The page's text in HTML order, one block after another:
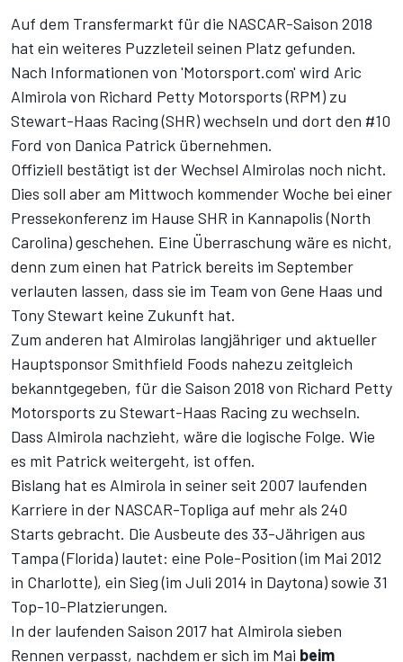
Auf dem Transfermarkt für die NASCAR-Saison 2018
hat ein weiteres Puzzleteil seinen Platz gefunden.
Nach Informationen von 'Motorsport.com' wird Aric
Almirola von Richard Petty Motorsports (RPM) zu
Stewart-Haas Racing (SHR) wechseln und dort den #10
Ford von Danica Patrick übernehmen.
Offiziell bestätigt ist der Wechsel Almirolas noch nicht.
Dies soll aber am Mittwoch kommender Woche bei einer
Pressekonferenz im Hause SHR in Kannapolis (North
Carolina) geschehen. Eine Überraschung wäre es nicht,
denn zum einen hat Patrick bereits im September
verlauten lassen, dass sie im Team von Gene Haas und
Tony Stewart keine Zukunft hat.
Zum anderen hat Almirolas langjähriger und aktueller
Hauptsponsor Smithfield Foods nahezu zeitgleich
bekanntgegeben, für die Saison 2018 von Richard Petty
Motorsports zu Stewart-Haas Racing zu wechseln.
Dass Almirola nachzieht, wäre die logische Folge. Wie
es mit Patrick weitergeht, ist offen.
Bislang hat es Almirola in seiner seit 2007 laufenden
Karriere in der NASCAR-Topliga auf mehr als 240
Starts gebracht. Die Ausbeute des 33-Jährigen aus
Tampa (Florida) lautet: eine Pole-Position (im Mai 2012
in Charlotte), ein Sieg (im Juli 2014 in Daytona) sowie 31
Top-10-Platzierungen.
In der laufenden Saison 2017 hat Almirola sieben
Rennen verpasst, nachdem er sich im Mai beim